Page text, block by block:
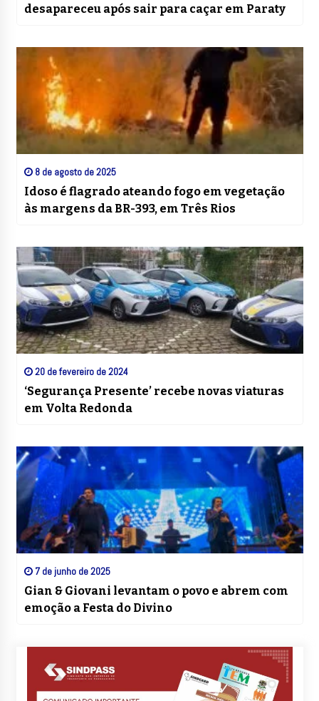
desapareceu após sair para caçar em Paraty
8 de agosto de 2025
Idoso é flagrado ateando fogo em vegetação
às margens da BR-393, em Três Rios
20 de fevereiro de 2024
‘Segurança Presente’ recebe novas viaturas
em Volta Redonda
7 de junho de 2025
Gian & Giovani levantam o povo e abrem com
emoção a Festa do Divino